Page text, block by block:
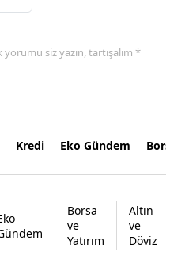
siz yazın, tartışalım *
Kredi Eko Gündem
Borsa
ve
Yatırım
Altın
ve
Döviz